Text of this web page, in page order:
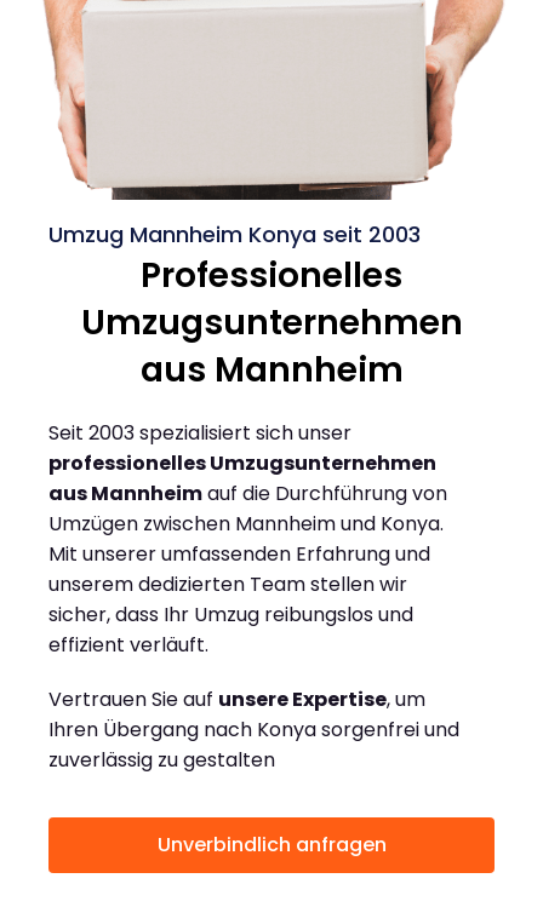
Umzug Mannheim Konya seit 2003
Professionelles
Umzugsunternehmen
aus Mannheim
Seit 2003 spezialisiert sich unser
professionelles Umzugsunternehmen
aus Mannheimauf die Durchführung von
Umzügen zwischen Mannheim und Konya.
Mit unserer umfassenden Erfahrung und
unserem dedizierten Team stellen wir
sicher, dass Ihr Umzug reibungslos und
effizient verläuft.
Vertrauen Sie auf unsere Expertise, um
Ihren Übergang nach Konya sorgenfrei und
zuverlässig zu gestalten
Unverbindlich anfragen